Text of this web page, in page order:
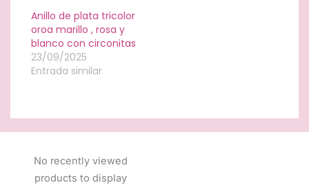
Anillo de plata tricolor
oroa marillo , rosa y
blanco con circonitas
23/09/2025
Entrada similar
No recently viewed
products to display